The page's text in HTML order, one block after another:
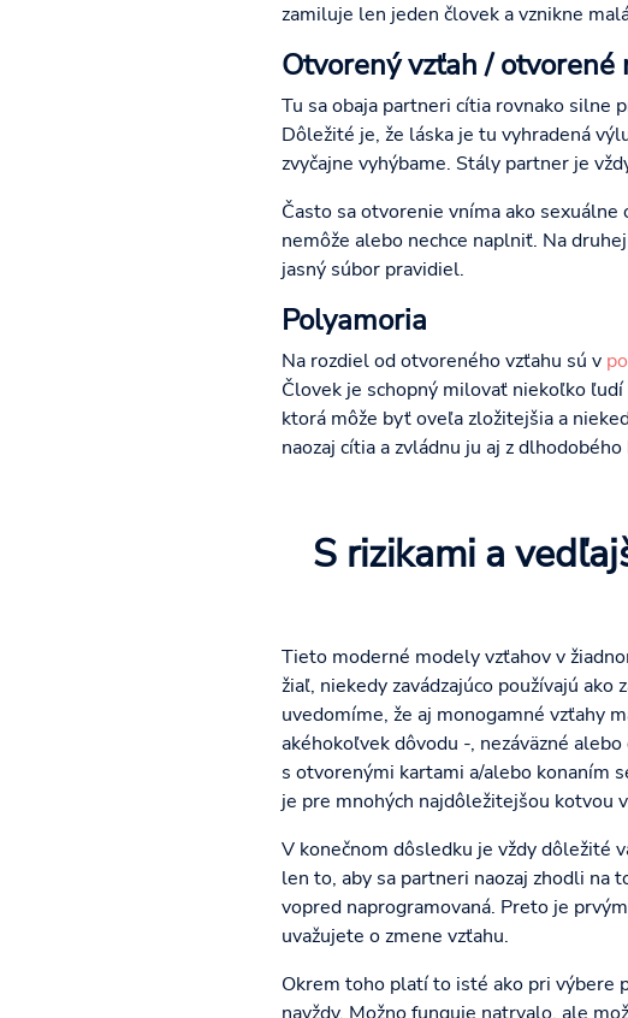
zamiluje len jeden človek a vznikne
Otvorený vzťah / otvorené
Tu sa obaja partneri cítia rovnako silne
Dôležité je, že láska je tu vyhradená
zvyčajne vyhýbame. Stály partner je
Často sa otvorenie vníma ako
nemôže alebo nechce naplniť. Na
jasný súbor pravidiel.
Polyamoria
Na rozdiel od otvoreného vzťahu sú v
Človek je schopný milovať niekoľko
ktorá môže byť oveľa zložitejšia a
naozaj cítia a zvládnu ju aj z
S rizikami a
Tieto moderné modely vzťahov v
žiaľ, niekedy zavádzajúco používajú
uvedomíme, že aj monogamné vzťahy
akéhokoľvek dôvodu -, nezáväzné
s otvorenými kartami a/alebo konaním
je pre mnohých najdôležitejšou kotvou
V konečnom dôsledku je vždy dôležité
len to, aby sa partneri naozaj zhodli na
vopred naprogramovaná. Preto je
uvažujete o zmene vzťahu.
Okrem toho platí to isté ako pri výbere